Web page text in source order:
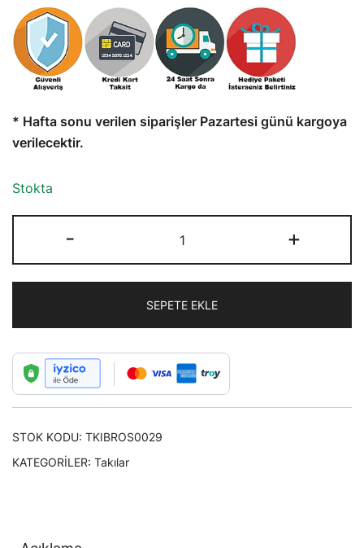
* Hafta sonu verilen siparişler Pazartesi günü kargoya
verilecektir.
Stokta
-
Berber
Takısı
Tarak
Modeli
Broş
adet
+
SEPETE EKLE
STOK KODU: TKIBROS0029
KATEGORILER: Takılar